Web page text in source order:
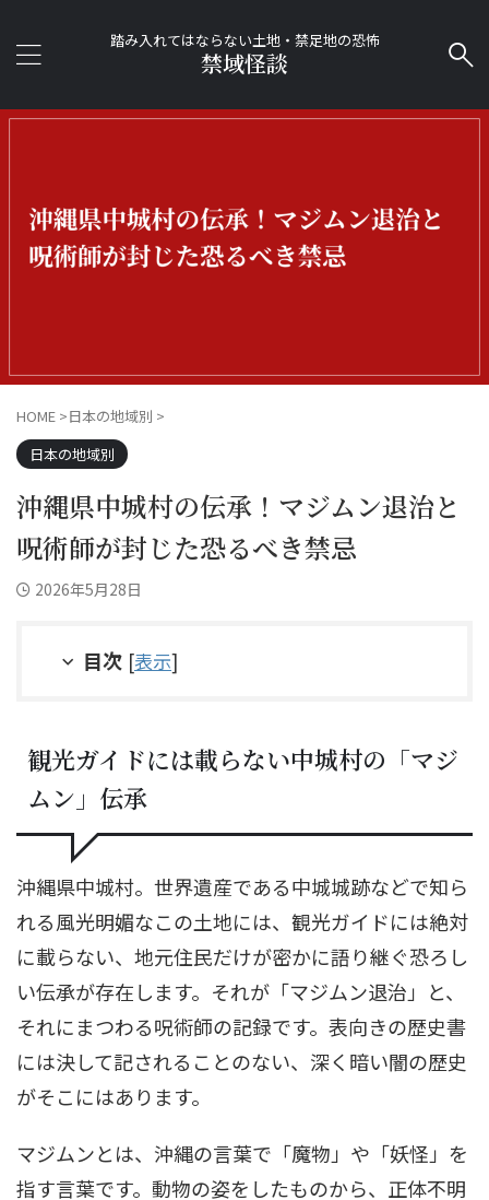
踏み入れてはならない土地・禁足地の恐怖
禁域怪談
HOME >日本の地域別 >
日本の地域別
沖縄県中城村の伝承！マジムン退治と
呪術師が封じた恐るべき禁忌
2026年5月28日
目次 [表示]
観光ガイドには載らない中城村の「マジ
ムン」伝承
沖縄県中城村。世界遺産である中城城跡などで知ら
れる風光明媚なこの土地には、観光ガイドには絶対
に載らない、地元住民だけが密かに語り継ぐ恐ろし
い伝承が存在します。それが「マジムン退治」と、
それにまつわる呪術師の記録です。表向きの歴史書
には決して記されることのない、深く暗い闇の歴史
がそこにはあります。
マジムンとは、沖縄の言葉で「魔物」や「妖怪」を
指す言葉です。動物の姿をしたものから、正体不明